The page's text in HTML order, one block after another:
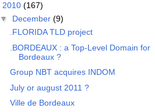
2010 (167)
▼ December (9)
.FLORIDA TLD project
.BORDEAUX : a Top-Level Domain for
Bordeaux ?
Group NBT acquires INDOM
July or august 2011 ?
Ville de Bordeaux